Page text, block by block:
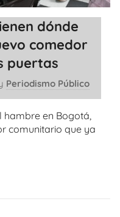
dónde
comedor
puertas
Periodismo Público
hambre en Bogotá,
comunitario que ya